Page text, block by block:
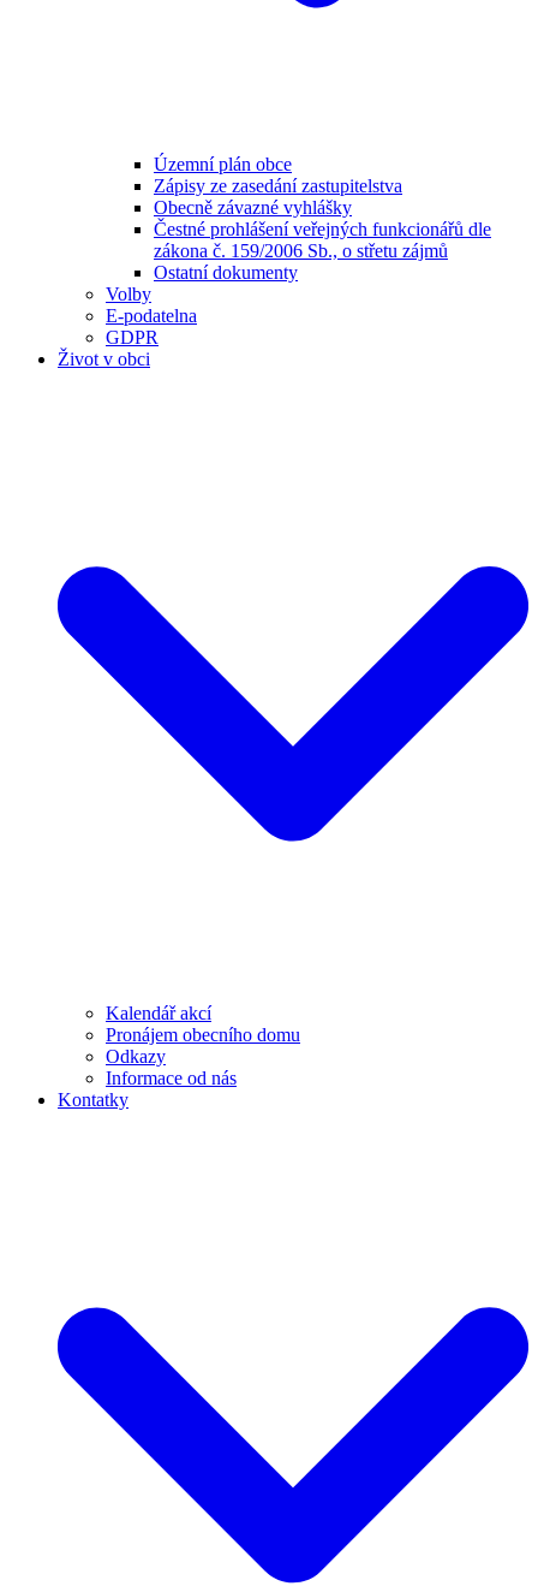
Územní plán obce
Zápisy ze zasedání zastupitelstva
Obecně závazné vyhlášky
Čestné prohlášení veřejných funkcionářů dle
zákona č. 159/2006 Sb., o střetu zájmů
Ostatní dokumenty
Volby
E-podatelna
GDPR
Život v obci
Kalendář akcí
Pronájem obecního domu
Odkazy
Informace od nás
Kontatky